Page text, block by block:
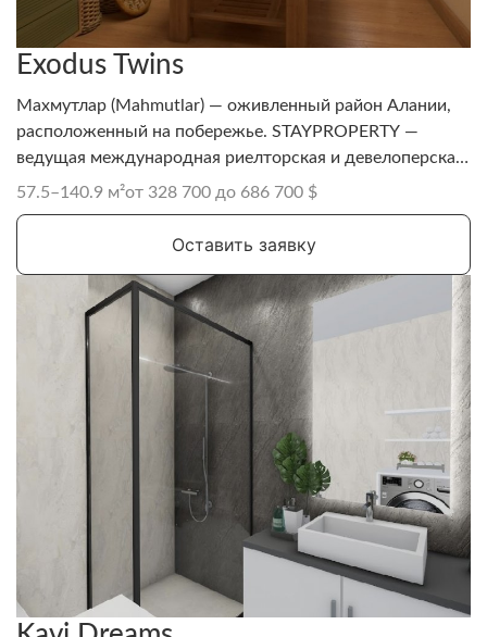
Exodus Twins
Махмутлар (Mahmutlar) — оживленный район Алании,
расположенный на побережье. STAYPROPERTY —
ведущая международная риелторская и девелоперская
компания, известная своими проектами в Аланье.
57.5–140.9 м²от 328 700 до 686 700 $
Оставить заявку